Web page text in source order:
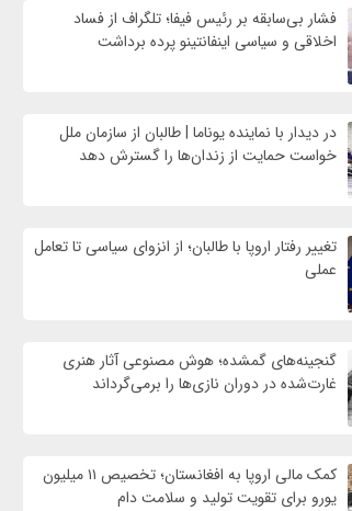
فشار بی‌سابقه بر رئیس فیفا؛ تلگراف از فساد
اخلاقی و سیاسی اینفانتینو پرده برداشت
در دیدار با نماینده یوناما | طالبان از سازمان ملل
خواست حمایت از زندان‌ها را گسترش دهد
تغییر رفتار اروپا با طالبان؛ از انزوای سیاسی تا تعامل
عملی
گنجینه‌های گمشده؛ هوش مصنوعی آثار هنری
غارت‌شده در دوران نازی‌ها را برمی‌گرداند
کمک مالی اروپا به افغانستان؛ تخصیص ۱۱ میلیون
یورو برای تقویت تولید و سلامت دام